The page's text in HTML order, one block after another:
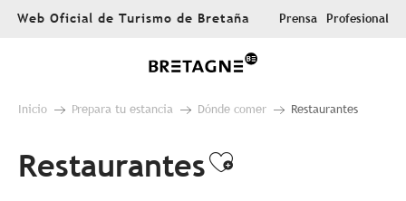
AllerWeb Oficial de Turismo de Bretaña Prensa Profesional
Inicio Prepara tu estancia Dónde comer Restaurantes
RestaurantesAjouter aux